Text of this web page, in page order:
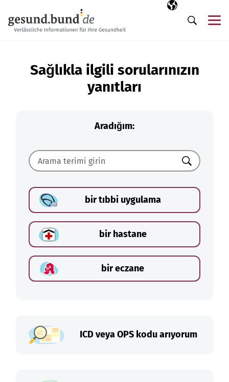
Seçili dil
TR
Arama
Sağlıkla ilgili sorularınızın
yanıtları
Aradığım:
Ara
bir tıbbi uygulama
bir hastane
bir eczane
ICD veya OPS kodu arıyorum